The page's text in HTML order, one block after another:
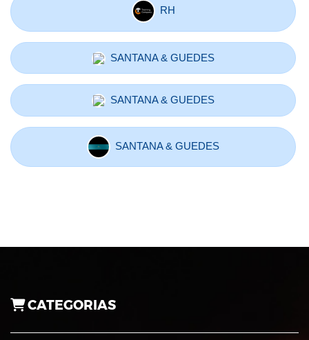
RH
SANTANA & GUEDES
SANTANA & GUEDES
SANTANA & GUEDES
CATEGORIAS